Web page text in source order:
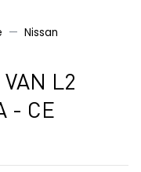
Nissan
VAN L2
- CE